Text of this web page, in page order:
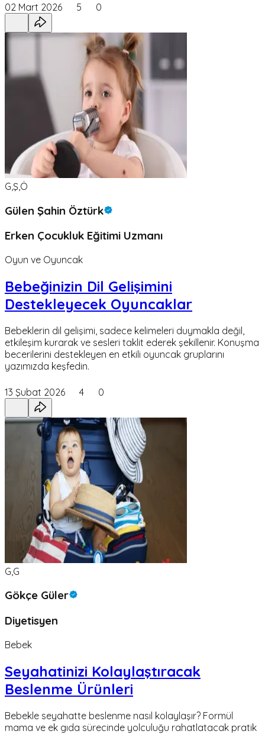
02 Mart 2026 5 0
G,Ş,Ö
Gülen Şahin Öztürk
Erken Çocukluk Eğitimi Uzmanı
Oyun ve Oyuncak
Bebeğinizin Dil Gelişimini
Destekleyecek Oyuncaklar
Bebeklerin dil gelişimi, sadece kelimeleri duymakla değil,
etkileşim kurarak ve sesleri taklit ederek şekillenir. Konuşma
becerilerini destekleyen en etkili oyuncak gruplarını
yazımızda keşfedin.
13 Şubat 2026 4 0
G,G
Gökçe Güler
Diyetisyen
Bebek
Seyahatinizi Kolaylaştıracak
Beslenme Ürünleri
Bebekle seyahatte beslenme nasıl kolaylaşır? Formül
mama ve ek gıda sürecinde yolculuğu rahatlatacak pratik